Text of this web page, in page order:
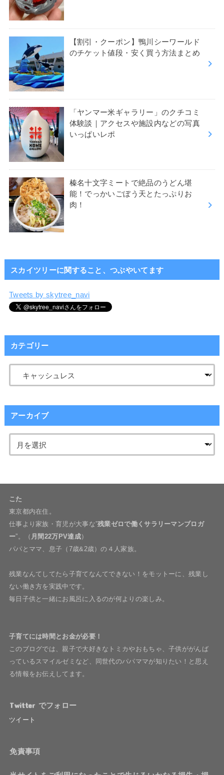
【割引・クーポン】鴨川シーワールド
のチケット値段・安く買う方法まとめ
「ヤンマー米ギャラリー」のクチコミ
体験談｜アクセスや施設内などの写真
いっぱいレポ
榛名十文字ミートで絶品のうどん堪
能！でっかいごぼう天とたっぷりお
肉！
スカイツリーに関すること、つぶやいてます
Tweets by skytree_navi
カテゴリー
アーカイブ
こた
東京都内在住。
仕事より家族・育児が大事な”残業ゼロで働くサラリーマンブロガ
ー”。（ 月間22万PV達成）
パパとママ、息子（7歳&2歳）の４人家族。
残業なんてしてたら子育てなんてできない！をモットーに、残業し
ない働き方を実践中です。
毎日子供と一緒にお風呂に入るのが何よりの楽しみ。
子育てには時間とお金が必要！
このブログでは、親子で大好きなトミカやおもちゃ、子供ががんば
っているスマイルゼミなど、同世代のパパママが知りたい！と思え
る情報をお伝えしてます。
Twitter でフォロー
ツイート
免責事項